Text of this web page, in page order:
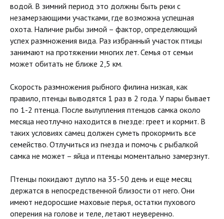
водой. В зимний период это должны быть реки с
незамерзающими участками, где возможна успешная
охота. Наличие рыбы зимой – фактор, определяющий
успех размножения вида. Раз избранный участок птицы
занимают на протяжении многих лет. Семья от семьи
может обитать не ближе 2,5 км.
Скорость размножения рыбного филина низкая, как
правило, птенцы выводятся 1 раз в 2 года. У пары бывает
по 1-2 птенца. После вылупления птенцов самка около
месяца неотлучно находится в гнезде: греет и кормит. В
таких условиях самец должен суметь прокормить все
семейство. Отлучиться из гнезда и помочь с рыбалкой
самка не может – яйца и птенцы моментально замерзнут.
Птенцы покидают дупло на 35-50 день и еще месяц
держатся в непосредственной близости от него. Они
имеют недоросшие маховые перья, остатки пухового
оперения на голове и теле, летают неуверенно.